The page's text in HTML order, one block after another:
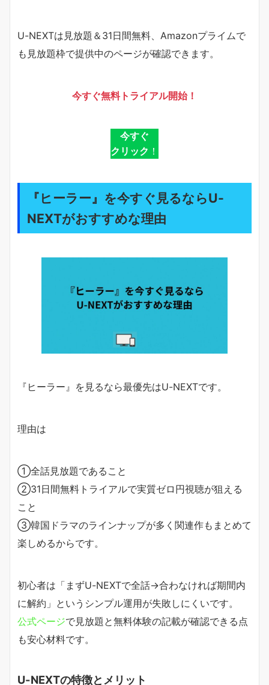
U-NEXTは見放題＆31日間無料、Amazonプライムで
も見放題枠で提供中のページが確認できます。
今すぐ無料トライアル開始！
今すぐ
クリック ！
『ヒーラー』を今すぐ見るならU-
NEXTがおすすめな理由
『ヒーラー』を見るなら最優先はU-NEXTです。
理由は
①全話見放題であること
②31日間無料トライアルで実質ゼロ円視聴が狙える
こと
③韓国ドラマのラインナップが多く関連作もまとめて
楽しめるからです。
初心者は「まずU-NEXTで全話→合わなければ期間内
に解約」というシンプル運用が失敗しにくいです。
公式ページで見放題と無料体験の記載が確認できる点
も安心材料です。
U-NEXTの特徴とメリット